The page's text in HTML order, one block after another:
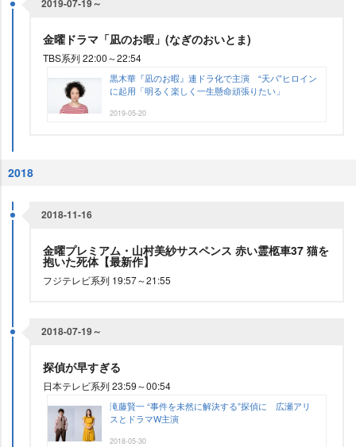
2019-07-19～
金曜ドラマ「凪のお暇」(なぎのおいとま)
TBS系列 22:00～22:54
黒木華『凪のお暇』連ドラ化で主演 “天パ”ヒロイン
に起用「明るく楽しく一生懸命頑張りたい」
2019-05-20
2018
2018-11-16
金曜プレミアム・山村美紗サスペンス 赤い霊柩車37 猫を
抱いた死体【最新作】
フジテレビ系列 19:57～21:55
2018-07-19～
探偵が早すぎる
日本テレビ系列 23:59～00:54
滝藤賢一 “事件を未然に解決する”探偵に 広瀬アリ
スとドラマW主演
2018-05-30